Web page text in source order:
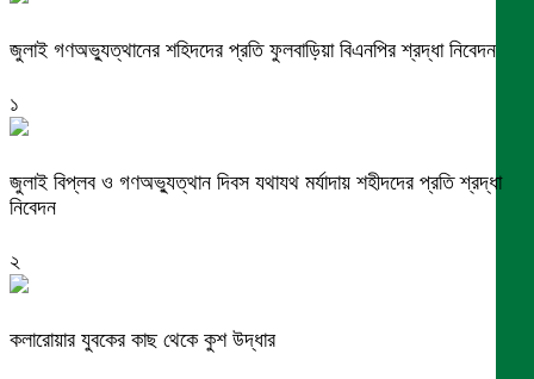
জুলাই গণঅভ্যুত্থানের শহিদদের প্রতি ফুলবাড়িয়া বিএনপির শ্রদ্ধা নিবেদন
১
জুলাই বিপ্লব ও গণঅভ্যুত্থান দিবস যথাযথ মর্যাদায় শহীদদের প্রতি শ্রদ্ধা
নিবেদন
২
কলারোয়ার যুবকের কাছ থেকে কুশ উদ্ধার